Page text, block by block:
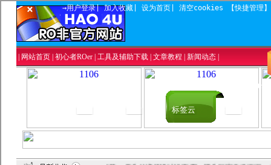
× →用户登录|加入收藏 设为首页 清空cookies 【快捷管理
标签云
【